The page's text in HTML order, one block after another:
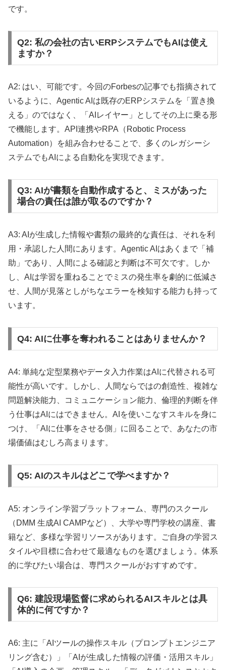
です。
Q2: 私の会社の古いERPシステムでもAIは使え
ますか？
A2: はい、可能です。今回のForbesの記事でも指摘されて
いるように、Agentic AIは既存のERPシステムを「置き換
える」のではなく、「AIレイヤー」としてその上に乗る形
で機能します。API連携やRPA（Robotic Process
Automation）を組み合わせることで、多くのレガシーシ
ステムでもAIによる自動化を実現できます。
Q3: AIが書類を自動作成すると、ミスがあった
場合の責任は誰が取るのですか？
A3: AIが生成した情報や書類の最終的な責任は、それを利
用・承認した人間にあります。Agentic AIはあくまで「補
助」であり、人間による確認と判断は不可欠です。しか
し、AIは学習を重ねることでミスの発生率を劇的に低減さ
せ、人間が見落としがちなエラーを検知する能力も持って
います。
Q4: AIに仕事を奪われることはありませんか？
A4: 単純な定型業務やデータ入力作業はAIに代替される可
能性が高いです。しかし、人間ならではの創造性、複雑な
問題解決能力、コミュニケーション能力、倫理的判断を伴
う仕事はAIにはできません。AIを使いこなすスキルを身に
つけ、「AIに仕事をさせる側」に回ることで、あなたの市
場価値はむしろ高まります。
Q5: AIのスキルはどこで学べますか？
A5: オンライン学習プラットフォーム、専門のスクール
（DMM 生成AI CAMPなど）、大学や専門学校の講座、書
籍など、多様な学習リソースがあります。ご自身の学習ス
タイルや目標に合わせて最適なものを選びましょう。体系
的に学びたい場合は、専門スクールがおすすめです。
Q6: 建設現場監督に求められるAIスキルとは具
体的に何ですか？
A6: 主に「AIツールの操作スキル（プロンプトエンジニア
リング含む）」「AIが生成した情報の評価・活用スキル」